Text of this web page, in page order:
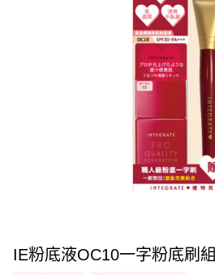
IE粉底液OC10一字粉底刷組